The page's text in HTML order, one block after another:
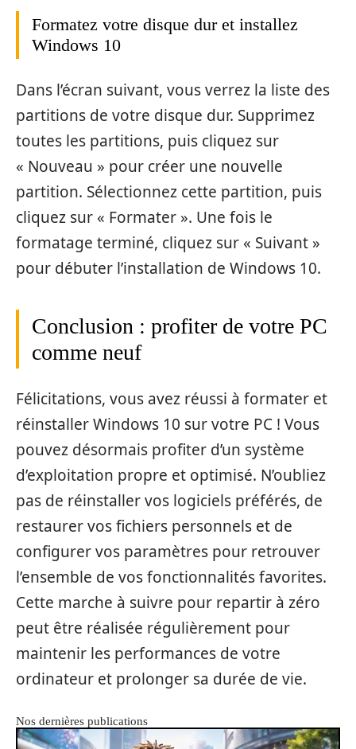
Formatez votre disque dur et installez
Windows 10
Dans l’écran suivant, vous verrez la liste des
partitions de votre disque dur. Supprimez
toutes les partitions, puis cliquez sur
« Nouveau » pour créer une nouvelle
partition. Sélectionnez cette partition, puis
cliquez sur « Formater ». Une fois le
formatage terminé, cliquez sur « Suivant »
pour débuter l’installation de Windows 10.
Conclusion : profiter de votre PC
comme neuf
Félicitations, vous avez réussi à formater et
réinstaller Windows 10 sur votre PC ! Vous
pouvez désormais profiter d’un système
d’exploitation propre et optimisé. N’oubliez
pas de réinstaller vos logiciels préférés, de
restaurer vos fichiers personnels et de
configurer vos paramètres pour retrouver
l’ensemble de vos fonctionnalités favorites.
Cette marche à suivre pour repartir à zéro
peut être réalisée régulièrement pour
maintenir les performances de votre
ordinateur et prolonger sa durée de vie.
Nos dernières publications